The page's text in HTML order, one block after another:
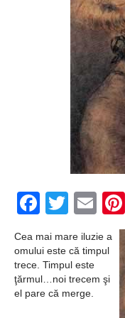
Cea mai mare iluzie a
omului este că timpul
trece. Timpul este
ţărmul…noi trecem şi
el pare că merge.